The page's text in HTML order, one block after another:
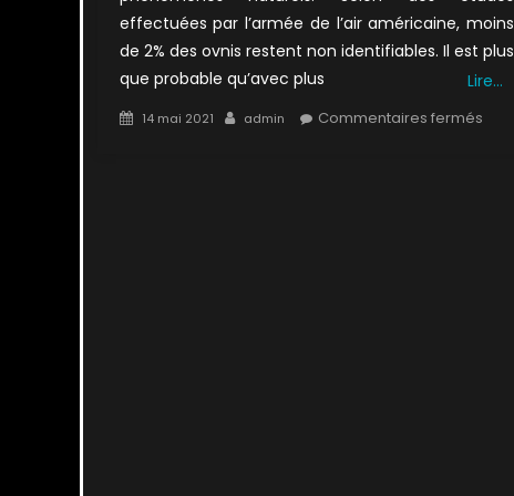
effectuées par l’armée de l’air américaine, moins
de 2% des ovnis restent non identifiables. Il est plus
que probable qu’avec plus
Lire…
Posted
14 mai 2021 Author
admin Commentaires ferméssur